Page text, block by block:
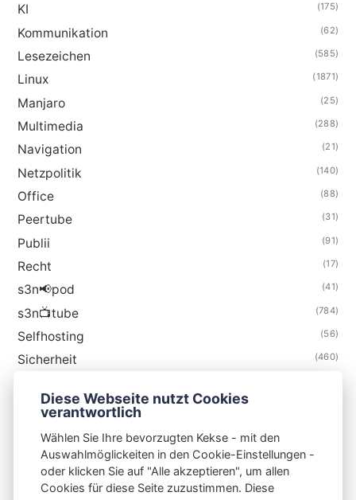
KI (175)
Kommunikation (62)
Lesezeichen (585)
Linux (1871)
Manjaro (25)
Multimedia (288)
Navigation (21)
Netzpolitik (140)
Office (88)
Peertube (31)
Publii (91)
Recht (17)
s3n📢pod (41)
s3n📺tube (784)
Selfhosting (56)
Sicherheit (460)
Thunderbird
Diese Webseite nutzt Cookies
verantwortlich
Wählen Sie Ihre bevorzugten Kekse - mit den
Auswahlmöglickeiten in den Cookie-Einstellungen -
oder klicken Sie auf "Alle akzeptieren", um allen
Cookies für diese Seite zuzustimmen. Diese